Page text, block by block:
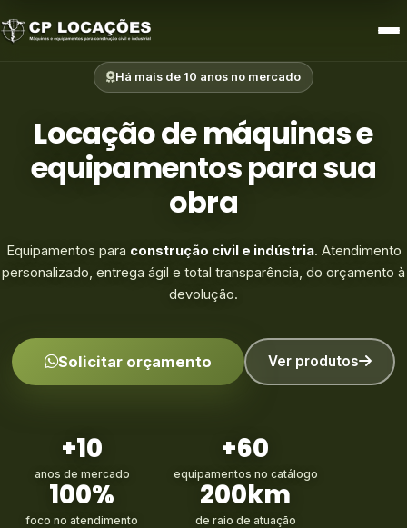
Limpeza e Zeladoria
Acessórios e Outros
Há mais de 10 anos no mercado
Locação de máquinas e
equipamentos para sua
obra
Equipamentos para construção civil e indústria. Atendimento
personalizado, entrega ágil e total transparência, do orçamento à
devolução.
Solicitar orçamento Ver produtos
+10
anos de mercado
+60
equipamentos no catálogo
100%
foco no atendimento
200km
de raio de atuação